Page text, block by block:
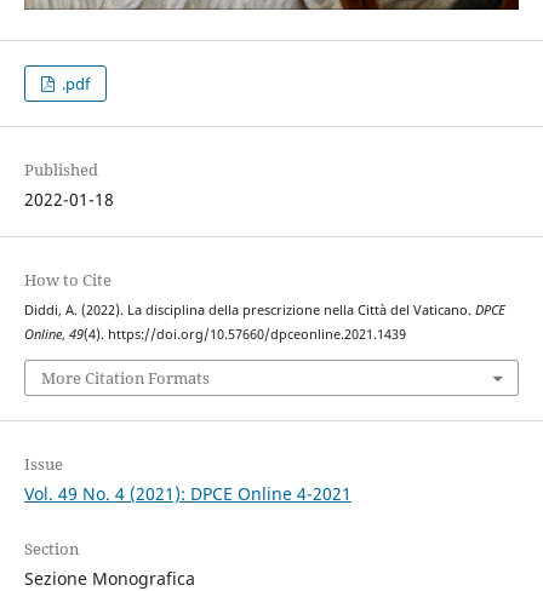
.pdf
Published
2022-01-18
How to Cite
Diddi, A. (2022). La disciplina della prescrizione nella Città del Vaticano. DPCE
Online, 49(4). https://doi.org/10.57660/dpceonline.2021.1439
More Citation Formats
Issue
Vol. 49 No. 4 (2021): DPCE Online 4-2021
Section
Sezione Monografica